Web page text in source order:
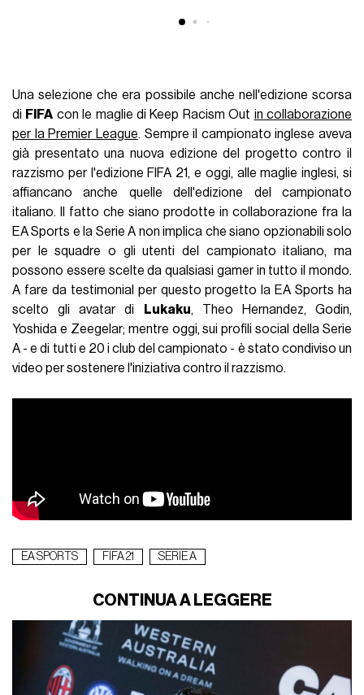
Una selezione che era possibile anche nell'edizione scorsa
di FIFA con le maglie di Keep Racism Out in collaborazione
per la Premier League. Sempre il campionato inglese aveva
già presentato una nuova edizione del progetto contro il
razzismo per l'edizione FIFA 21, e oggi, alle maglie inglesi, si
affiancano anche quelle dell'edizione del campionato
italiano. Il fatto che siano prodotte in collaborazione fra la
EA Sports e la Serie A non implica che siano opzionabili solo
per le squadre o gli utenti del campionato italiano, ma
possono essere scelte da qualsiasi gamer in tutto il mondo.
A fare da testimonial per questo progetto la EA Sports ha
scelto gli avatar di
Lukaku, Theo Hernandez, Godin,
Yoshida e Zeegelar; mentre oggi, sui profili social della Serie
A - e di tutti e 20 i club del campionato - è stato condiviso un
video per sostenere l'iniziativa contro il razzismo.
EA SPORTS FIFA 21 SERIE A
CONTINUA A LEGGERE